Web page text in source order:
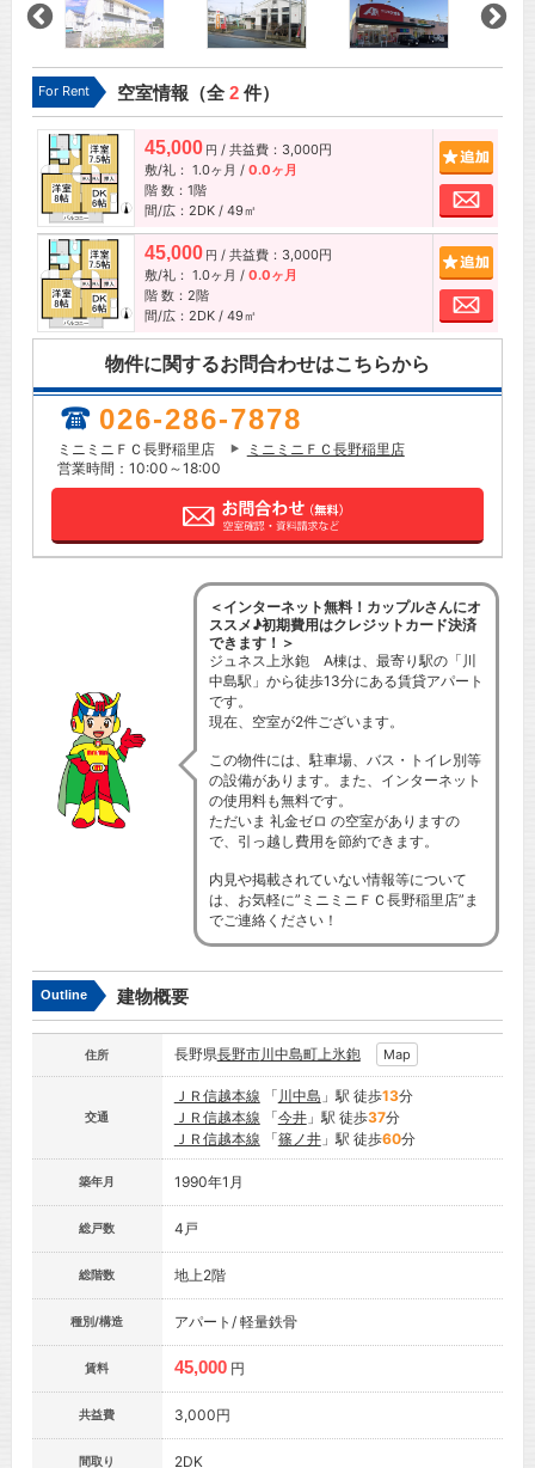
For Rent 空室情報（全2件）
45,000 円 / 共益費：3,000円
敷/礼： 1.0ヶ月 / 0.0ヶ月
階 数：1階
間/広：2DK / 49㎡
お問
45,000 円 / 共益費：3,000円
敷/礼： 1.0ヶ月 / 0.0ヶ月
階 数：2階
間/広：2DK / 49㎡
お問
物件に関するお問合わせはこちらから
026-286-7878
ミニミニＦＣ長野稲里店
ミニミニＦＣ長野稲里店
営業時間：10:00～18:00
＜インターネット無料！カップルさんにオ
ススメ♪初期費用はクレジットカード決済
できます！＞
ジュネス上氷鉋 A棟は、最寄り駅の「川
中島駅」から徒歩13分にある賃貸アパート
です。
現在、空室が2件ございます。
この物件には、駐車場、バス・トイレ別等
の設備があります。また、インターネット
の使用料も無料です。
ただいま 礼金ゼロ の空室がありますの
で、引っ越し費用を節約できます。
内見や掲載されていない情報等について
は、お気軽に”ミニミニＦＣ長野稲里店”ま
でご連絡ください！
Outline 建物概要
住所 長野県長野市川中島町上氷鉋 Map
交通
ＪＲ信越本線 「 川中島 」駅 徒歩13分
ＪＲ信越本線 「今井」駅 徒歩37分
ＪＲ信越本線 「篠ノ井」駅 徒歩60分
築年月 1990年1月
総戸数 4戸
総階数 地上2階
種別/構造 アパート/ 軽量鉄骨
賃料 45,000 円
共益費 3,000円
間取り 2DK